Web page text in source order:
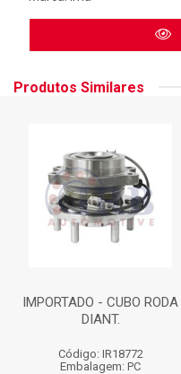
Produtos Similares
IMPORTADO - CUBO RODA
DIANT.
Código: IR18772
Embalagem: PC